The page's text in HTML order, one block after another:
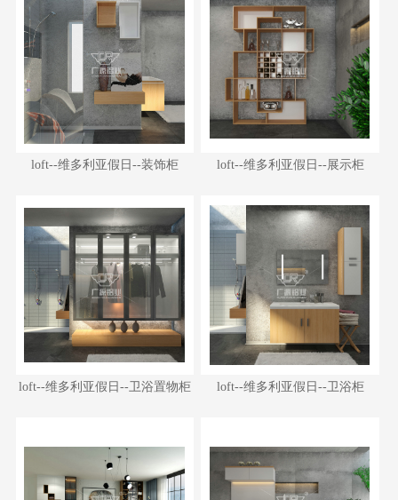
loft--维多利亚假日--装饰柜
loft--维多利亚假日--装饰柜 loft--维多利亚假日--展示柜
loft--维多利亚假日--展示柜
loft--维多利亚假日--卫浴置物柜
loft--维多利亚假日--卫浴置物柜 loft--维多利亚假日--卫浴柜
loft--维多利亚假日--卫浴柜